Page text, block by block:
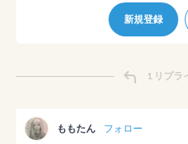
新規登録
1 リプラ
ももたん フォロー